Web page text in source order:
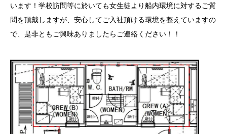
います！学校訪問等に於いても女生徒より船内環境に対するご質
問を頂戴しますが、安心してご入社頂ける環境を整えていますの
で、是非ともご興味ありましたらご連絡ください！！